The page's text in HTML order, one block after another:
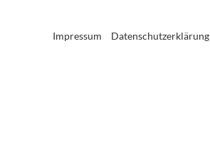
Impressum Datenschutzerklärung